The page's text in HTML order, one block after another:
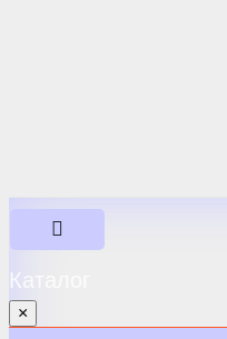
Каталог
×